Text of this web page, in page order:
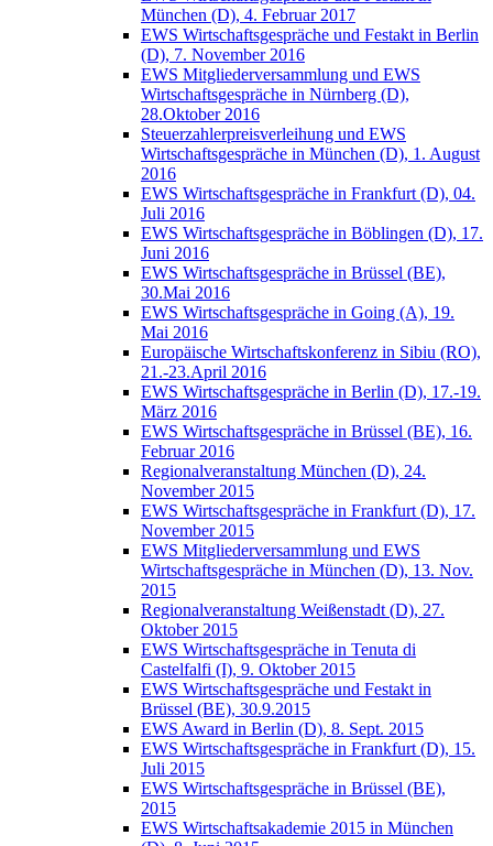
München (D), 4. Februar 2017
EWS Wirtschaftsgespräche und Festakt in Berlin
(D), 7. November 2016
EWS Mitgliederversammlung und EWS
Wirtschaftsgespräche in Nürnberg (D),
28.Oktober 2016
Steuerzahlerpreisverleihung und EWS
Wirtschaftsgespräche in München (D), 1. August
2016
EWS Wirtschaftsgespräche in Frankfurt (D), 04.
Juli 2016
EWS Wirtschaftsgespräche in Böblingen (D), 17.
Juni 2016
EWS Wirtschaftsgespräche in Brüssel (BE),
30.Mai 2016
EWS Wirtschaftsgespräche in Going (A), 19.
Mai 2016
Europäische Wirtschaftskonferenz in Sibiu (RO),
21.-23.April 2016
EWS Wirtschaftsgespräche in Berlin (D), 17.-19.
März 2016
EWS Wirtschaftsgespräche in Brüssel (BE), 16.
Februar 2016
Regionalveranstaltung München (D), 24.
November 2015
EWS Wirtschaftsgespräche in Frankfurt (D), 17.
November 2015
EWS Mitgliederversammlung und EWS
Wirtschaftsgespräche in München (D), 13. Nov.
2015
Regionalveranstaltung Weißenstadt (D), 27.
Oktober 2015
EWS Wirtschaftsgespräche in Tenuta di
Castelfalfi (I), 9. Oktober 2015
EWS Wirtschaftsgespräche und Festakt in
Brüssel (BE), 30.9.2015
EWS Award in Berlin (D), 8. Sept. 2015
EWS Wirtschaftsgespräche in Frankfurt (D), 15.
Juli 2015
EWS Wirtschaftsgespräche in Brüssel (BE),
2015
EWS Wirtschaftsakademie 2015 in München